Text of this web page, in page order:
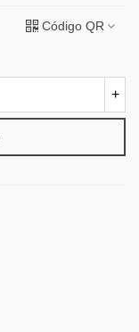
Código QR
+